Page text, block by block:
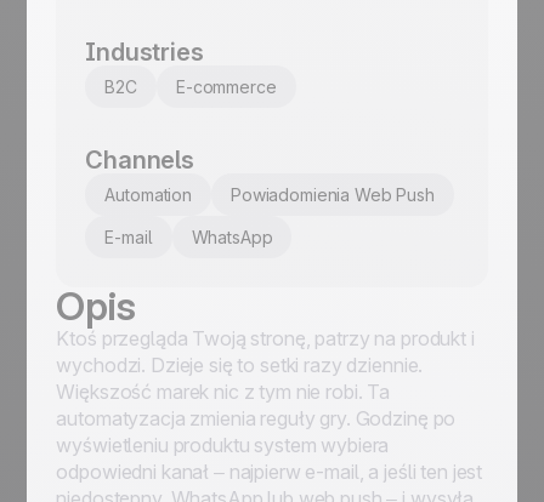
Industries
B2C E-commerce
Channels
Automation Powiadomienia Web Push
E-mail WhatsApp
Opis
Ktoś przegląda Twoją stronę, patrzy na produkt i
wychodzi. Dzieje się to setki razy dziennie.
Większość marek nic z tym nie robi. Ta
automatyzacja zmienia reguły gry. Godzinę po
wyświetleniu produktu system wybiera
odpowiedni kanał – najpierw e-mail, a jeśli ten jest